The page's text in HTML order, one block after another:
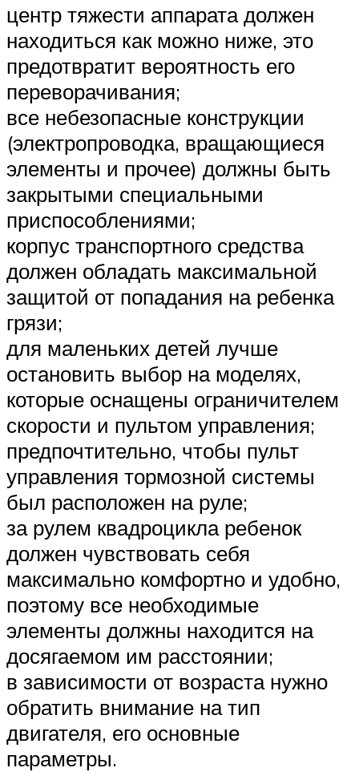
центр тяжести аппарата должен
находиться как можно ниже, это
предотвратит вероятность его
переворачивания;
все небезопасные конструкции
(электропроводка, вращающиеся
элементы и прочее) должны быть
закрытыми специальными
приспособлениями;
корпус транспортного средства
должен обладать максимальной
защитой от попадания на ребенка
грязи;
для маленьких детей лучше
остановить выбор на моделях,
которые оснащены ограничителем
скорости и пультом управления;
предпочтительно, чтобы пульт
управления тормозной системы
был расположен на руле;
за рулем квадроцикла ребенок
должен чувствовать себя
максимально комфортно и удобно,
поэтому все необходимые
элементы должны находится на
досягаемом им расстоянии;
в зависимости от возраста нужно
обратить внимание на тип
двигателя, его основные
параметры.